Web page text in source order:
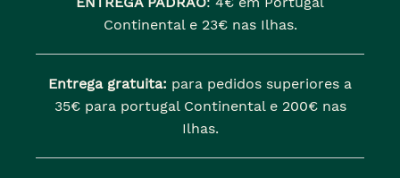
Continental e 23€ nas Ilhas.
Entrega gratuita: para pedidos superiores a
35€ para portugal Continental e 200€ nas
Ilhas.